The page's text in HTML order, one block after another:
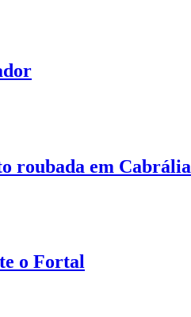
roubada em Cabrália
o Fortal